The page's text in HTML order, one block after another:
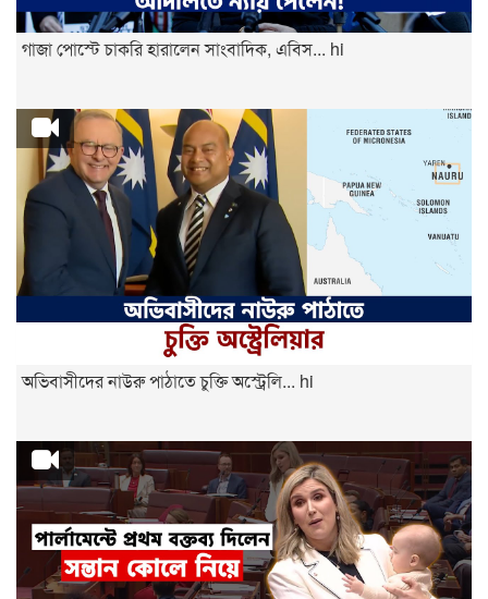
গাজা পোস্টে চাকরি হারালেন সাংবাদিক, এবিস... hi
অভিবাসীদের নাউরু পাঠাতে চুক্তি অস্ট্রেলি... hi